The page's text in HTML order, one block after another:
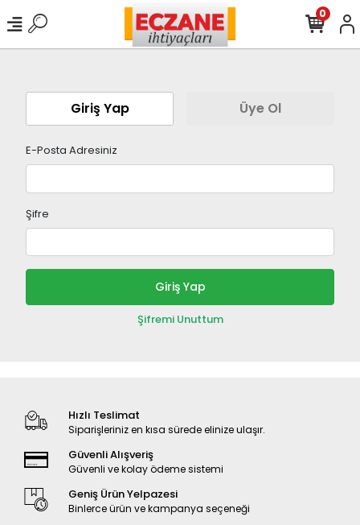
0
Giriş Yap Üye Ol
E-Posta Adresiniz
Şifre
Giriş Yap
Şifremi Unuttum
Hızlı Teslimat
Siparişleriniz en kısa sürede elinize ulaşır.
Güvenli Alışveriş
Güvenli ve kolay ödeme sistemi
Geniş Ürün Yelpazesi
Binlerce ürün ve kampanya seçeneği